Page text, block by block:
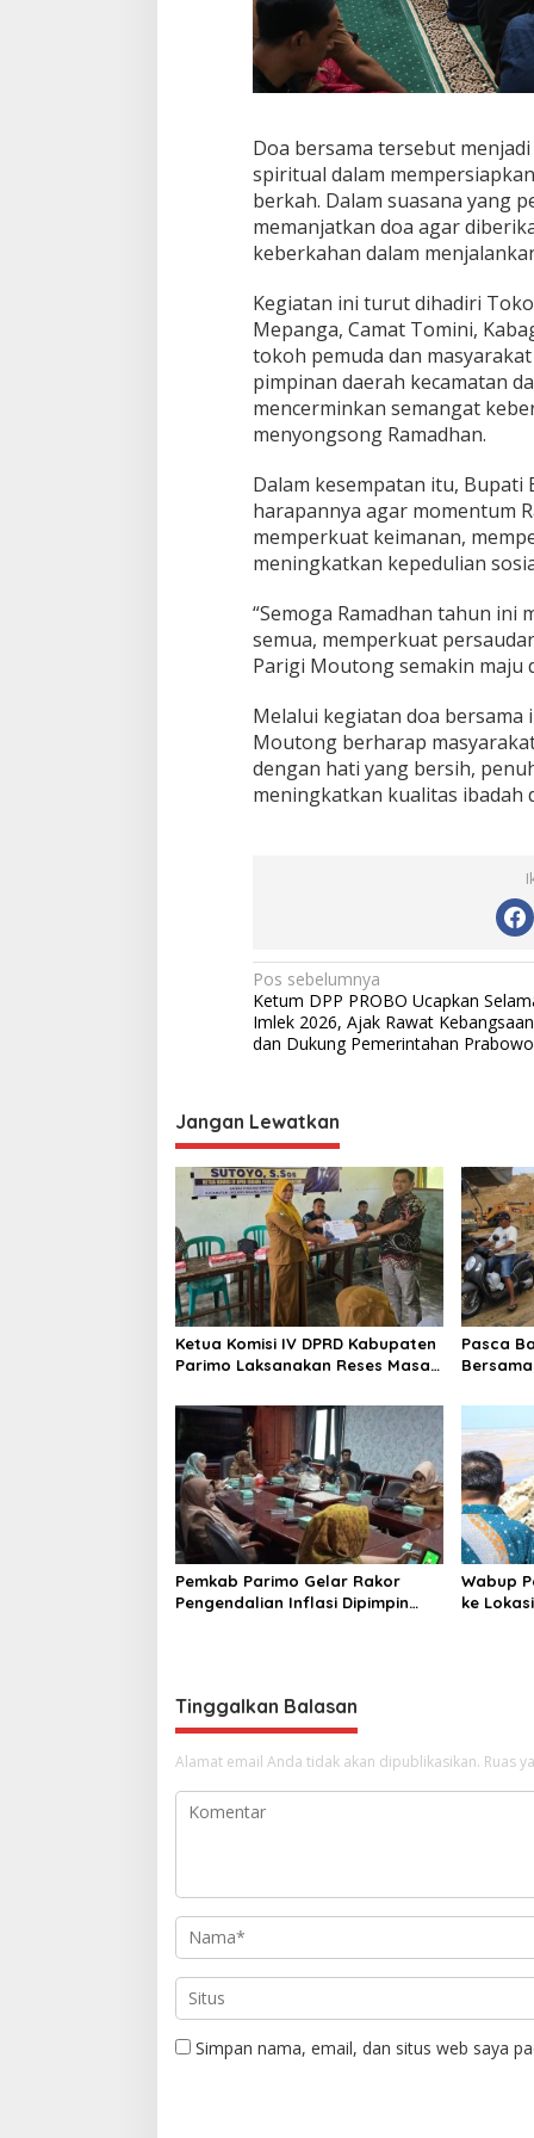
Doa bersama tersebut
spiritual dalam
berkah. Dalam suasana yang
memanjatkan doa agar
keberkahan dalam
Kegiatan ini turut dihadiri
Mepanga, Camat Tomini,
tokoh pemuda dan
pimpinan daerah kecamatan
mencerminkan semangat
menyongsong Ramadhan.
Dalam kesempatan itu, Bupati
harapannya agar momentum
memperkuat keimanan,
meningkatkan kepedulian
“Semoga Ramadhan tahun ini
semua, memperkuat
Parigi Moutong semakin maju
Melalui kegiatan doa
Moutong berharap
dengan hati yang bersih,
meningkatkan kualitas ibadah
N
a
v
g
a
s
i
p
o
s
Pos sebelumnya
Ketum DPP PROBO Ucapkan
Imlek 2026, Ajak Rawat Kebangsaan
dan Dukung Pemerintahan Prabowo
Jangan Lewatkan
Ketua Komisi IV DPRD Kabupaten
Parimo Laksanakan Reses Masa
2025/2026
Pasca
di Desa
Pemkab Parimo Gelar Rakor
Pengendalian Inflasi Dipimpin
Wabup
ke
Tinggalkan Balasan
Alamat email Anda tidak akan dipublikasikan. Ruas
Simpan nama, email, dan situs web saya